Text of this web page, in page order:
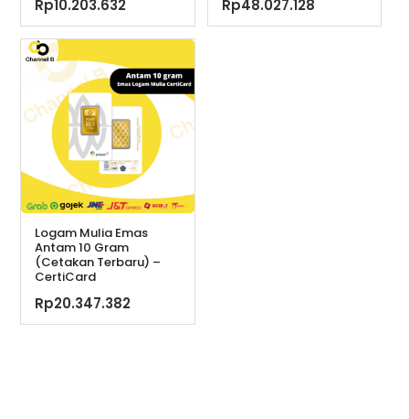
Rp10.203.632 Rp48.027.128
Logam Mulia Emas
Antam 10 Gram
(Cetakan Terbaru) –
CertiCard
Rp20.347.382